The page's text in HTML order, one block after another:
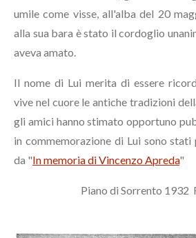
umile come visse, all'alba del 20
alla sua bara è stato il cordoglio
aveva amato.
Il nome di Lui merita di essere
vive nel cuore le antiche tradizioni
gli amici hanno stimato opportuno
in commemorazione di Lui sono
da "In memoria di Vincenzo Apreda"
Piano di Sorrento 1932